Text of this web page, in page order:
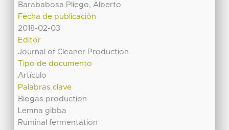
Barababosa Pliego, Alberto
Fecha de publicación
2018-02-03
Editor
Journal of Cleaner Production
Tipo de documento
Artículo
Palabras clave
Biogas production
Lemna gibba
Ruminal fermentation